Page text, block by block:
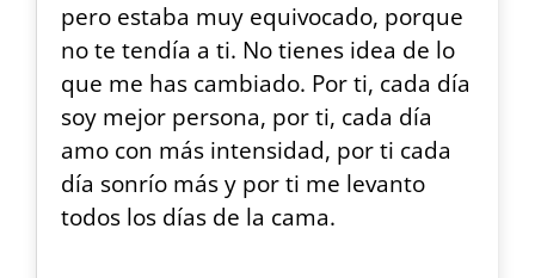
pero estaba muy equivocado, porque
no te tendía a ti. No tienes idea de lo
que me has cambiado. Por ti, cada día
soy mejor persona, por ti, cada día
amo con más intensidad, por ti cada
día sonrío más y por ti me levanto
todos los días de la cama.